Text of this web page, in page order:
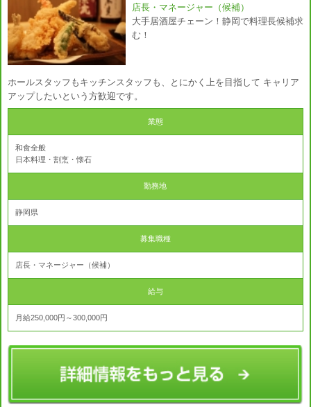
店長・マネージャー（候補）
大手居酒屋チェーン！静岡で料理長候補求
む！
ホールスタッフもキッチンスタッフも、とにかく上を目指して キャリア
アップしたいという方歓迎です。
業態
和食全般
日本料理・割烹・懐石
勤務地
静岡県
募集職種
店長・マネージャー（候補）
給与
月給250,000円～300,000円